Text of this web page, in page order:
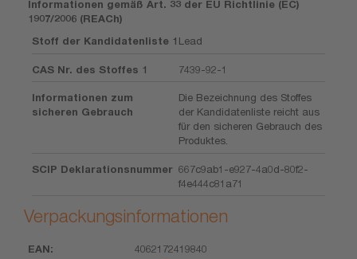
Informationen gemäß Art. 33 der EU Richtlinie (EC)
1907/2006 (REACh)
Stoff der Kandidatenliste 1 Lead
CAS Nr. des Stoffes 1 7439-92-1
Informationen zum
sicheren Gebrauch
Die Bezeichnung des Stoffes
der Kandidatenliste reicht aus
für den sicheren Gebrauch des
Produktes.
SCIP Deklarationsnummer 667c9ab1-e927-4a0d-80f2-
f4e444c81a71
Verpackungsinformationen
EAN Stück Abmessung
4062172419840